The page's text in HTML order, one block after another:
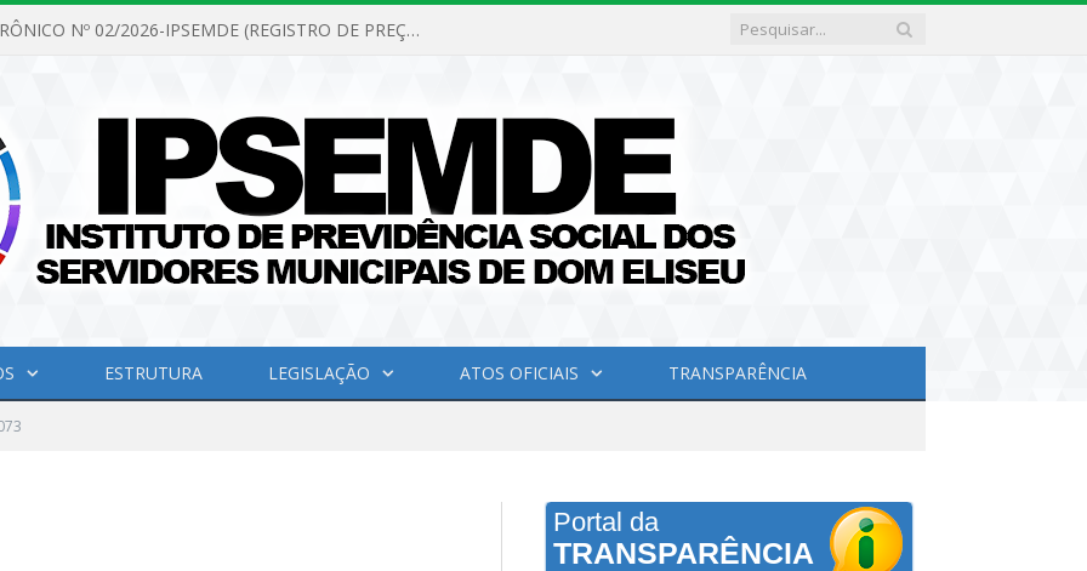
PREGÃO ELETRÔNICO Nº 02/2026-IPSEMDE (REGISTRO DE PREÇOS PARA FUTURA E EVENTUAL AQUISIÇÃO DE MATERIAL DE LIMPEZA E GÊNEROS ALIMENTÍCIOS PARA ATENDER AS NECESSIDADES DO INSTITUTO DE PREVIDÊNCIA SOCIAL DOS SERVIDORES MUNICIPAIS DE DOM ELISEU.)
ESTRUTURA LEGISLAÇÃO ATOS OFICIAIS TRANSPARÊNCIA
Portal da
TRANSPARÊNCIA